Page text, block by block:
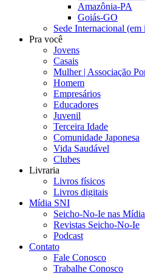
Amazônia-PA
Goiás-GO
Sede Internacional (em
Pra você
Jovens
Casais
Mulher | Associação
Homem
Empresários
Educadores
Juvenil
Terceira Idade
Comunidade Japonesa
Vida Saudável
Clubes
Livraria
Livros físicos
Livros digitais
Mídia SNI
Seicho-No-Ie nas
Revistas Seicho-No-Ie
Podcast
Contato
Fale Conosco
Trabalhe Conosco